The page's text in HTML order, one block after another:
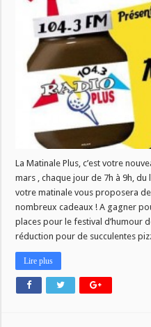
La Matinale Plus, c’est votre
mars , chaque jour de 7h à 9h,
votre matinale vous proposera
nombreux cadeaux ! A gagner
places pour le festival d’humour
réduction pour de succulentes
Lire plus